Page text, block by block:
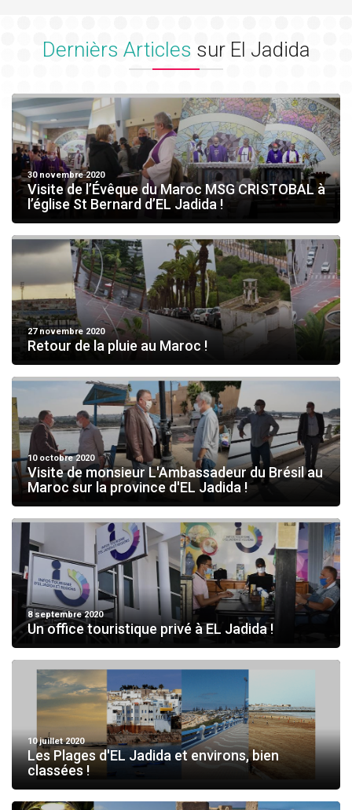
Dernièrs Articles sur El Jadida
30 novembre 2020
Visite de l’Évêque du Maroc MSG CRISTOBAL à
l’église St Bernard d’EL Jadida !
27 novembre 2020
Retour de la pluie au Maroc !
10 octobre 2020
Visite de monsieur L'Ambassadeur du Brésil au
Maroc sur la province d'EL Jadida !
8 septembre 2020
Un office touristique privé à EL Jadida !
10 juillet 2020
Les Plages d'EL Jadida et environs, bien
classées !